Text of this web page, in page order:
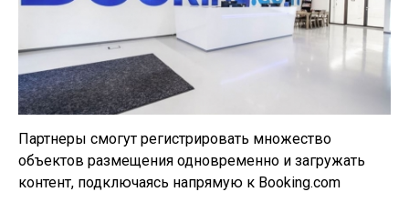
Партнеры смогут регистрировать множество
объектов размещения одновременно и загружать
контент, подключаясь напрямую к Booking.com